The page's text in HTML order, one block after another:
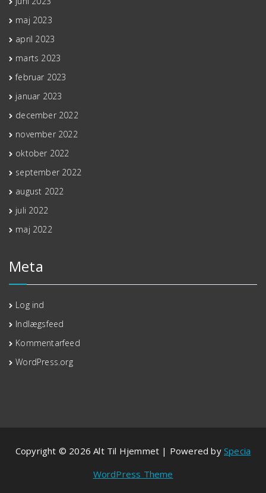
maj 2023
april 2023
marts 2023
februar 2023
januar 2023
december 2022
november 2022
oktober 2022
september 2022
august 2022
juli 2022
maj 2022
Meta
Log ind
Indlægsfeed
Kommentarfeed
WordPress.org
Copyright © 2026 Alt Til Hjemmet | Powered by Specia
WordPress Theme